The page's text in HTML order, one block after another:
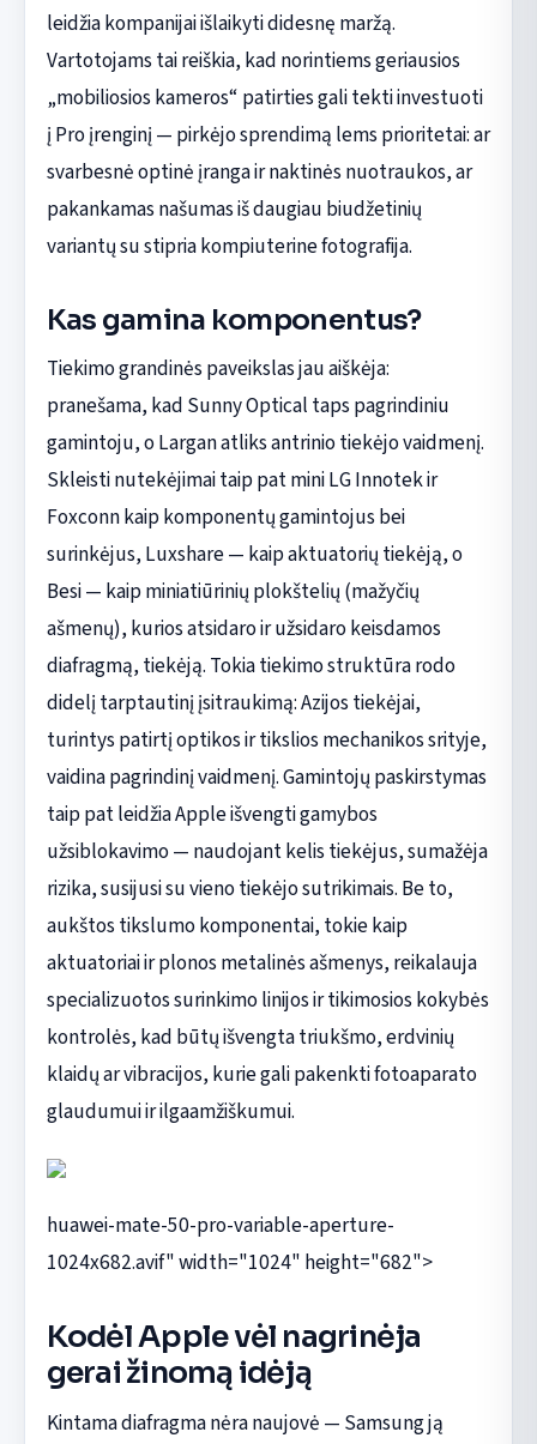
leidžia kompanijai išlaikyti didesnę maržą.
Vartotojams tai reiškia, kad norintiems geriausios
„mobiliosios kameros“ patirties gali tekti investuoti
į Pro įrenginį — pirkėjo sprendimą lems prioritetai: ar
svarbesnė optinė įranga ir naktinės nuotraukos, ar
pakankamas našumas iš daugiau biudžetinių
variantų su stipria kompiuterine fotografija.
Kas gamina komponentus?
Tiekimo grandinės paveikslas jau aiškėja:
pranešama, kad Sunny Optical taps pagrindiniu
gamintoju, o Largan atliks antrinio tiekėjo vaidmenį.
Skleisti nutekėjimai taip pat mini LG Innotek ir
Foxconn kaip komponentų gamintojus bei
surinkėjus, Luxshare — kaip aktuatorių tiekėją, o
Besi — kaip miniatiūrinių plokštelių (mažyčių
ašmenų), kurios atsidaro ir užsidaro keisdamos
diafragmą, tiekėją. Tokia tiekimo struktūra rodo
didelį tarptautinį įsitraukimą: Azijos tiekėjai,
turintys patirtį optikos ir tikslios mechanikos srityje,
vaidina pagrindinį vaidmenį. Gamintojų paskirstymas
taip pat leidžia Apple išvengti gamybos
užsiblokavimo — naudojant kelis tiekėjus, sumažėja
rizika, susijusi su vieno tiekėjo sutrikimais. Be to,
aukštos tikslumo komponentai, tokie kaip
aktuatoriai ir plonos metalinės ašmenys, reikalauja
specializuotos surinkimo linijos ir tikimosios kokybės
kontrolės, kad būtų išvengta triukšmo, erdvinių
klaidų ar vibracijos, kurie gali pakenkti fotoaparato
glaudumui ir ilgaamžiškumui.
huawei-mate-50-pro-variable-aperture-
1024x682.avif" width="1024" height="682">
Kodėl Apple vėl nagrinėja
gerai žinomą idėją
Kintama diafragma nėra naujovė — Samsung ją